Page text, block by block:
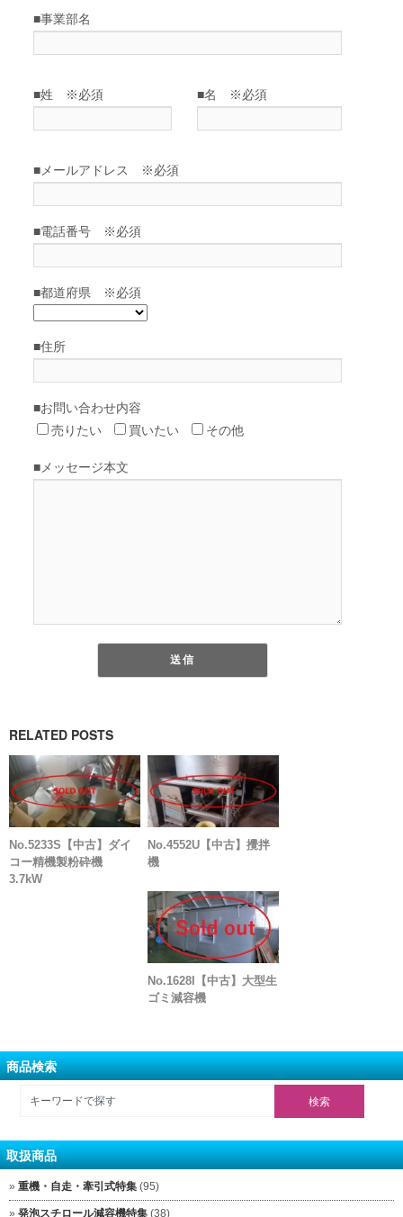
RELATED POSTS
No.5233S【中古】ダイ
コー精機製粉砕機
3.7kW
No.4552U【中古】攪拌
機
No.1628I【中古】大型生
ゴミ減容機
商品検索
取扱商品
重機・自走・牽引式特集 (95)
発泡スチロール減容機特集 (38)